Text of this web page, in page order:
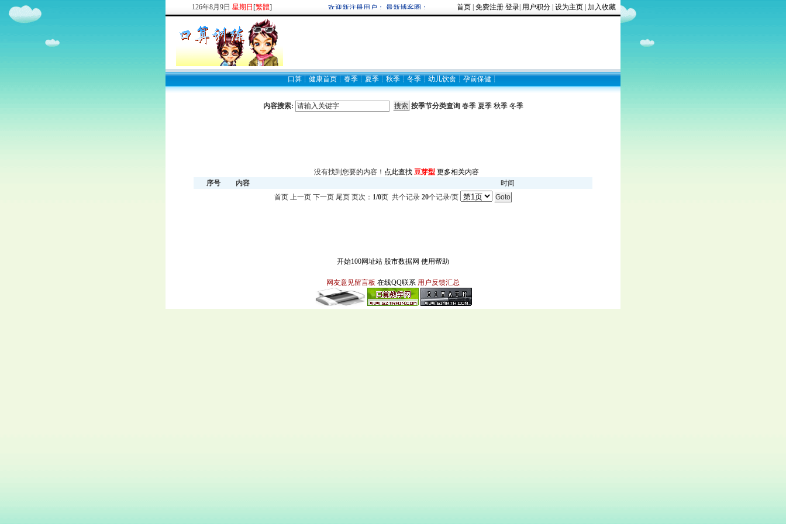
126年8月 9日 星期日 [繁體] 欢迎新注册用户： 最新博客圈： 首页 免费注册 登录 用户积分 设为主页 加入收藏
口算 ┊ 健康首页 ┊ 春季 ┊ 夏季 ┊ 秋季 ┊ 冬季 ┊ 幼儿饮食 ┊ 孕前保健 ┊
内容搜索: 按季节分类查询 春季 夏季 秋季 冬季
没有找到您要的内容！ 点此查找 豆芽型 更多相关内容
序号
内容
时间
首页 上一页 下一页 尾页 页次： 1/0页 共个记录 20个记录/页
开始100网址站 股市数据网 使用帮助
网友意见留言板 在线QQ联系 用户反馈汇总